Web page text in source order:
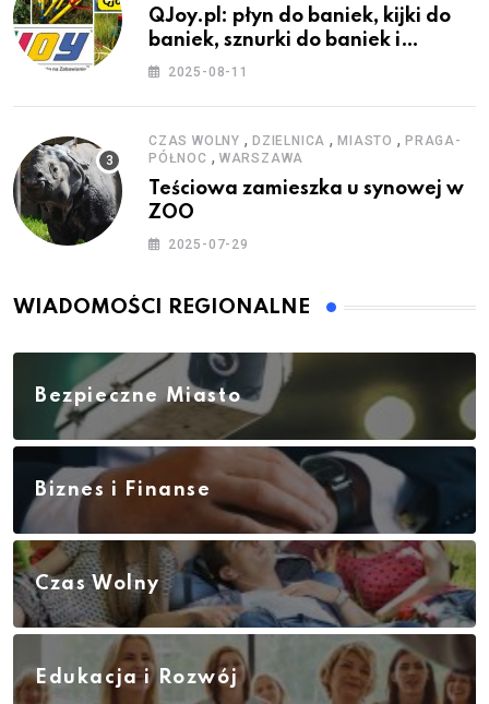
QJoy.pl: płyn do baniek, kijki do
baniek, sznurki do baniek i
zestawy do baniek
2025-08-11
CZAS WOLNY , DZIELNICA ,MIASTO ,PRAGA-
PÓŁNOC , WARSZAWA
Teściowa zamieszka u synowej w
ZOO
2025-07-29
WIADOMOŚCI REGIONALNE
Bezpieczne Miasto
Biznes i Finanse
Czas Wolny
Edukacja i Rozwój